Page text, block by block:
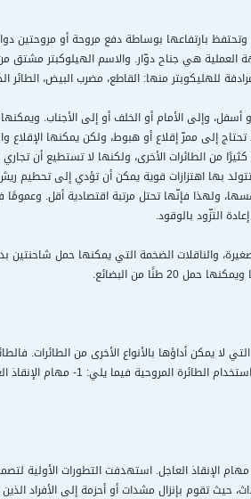
وتحتفظ بارتفاعها بوساطة دفع مروحة أو
العملية هي جناح دوّار. والاسم الهيلوكبتر
للهليكوبتر منها: القاطع، مضرب البيض، الطائر
أسفل، وإلى الأمام أو الخلف أو إلى الأجناب.
تحتاج إلى ممرّ إقلاع أو هبوط، ولكن يمكنها
كثيرًا من الطائرات الأخرى، ولكنها لا تستطيع أن
الأعلى تتولد بها اهتزازات قوية يمكن أن تؤدي
ولهذا فإنّها تحتل مرتبة اقتصادية أقل. وعمومًا
لا يمكن أداؤها بالأنواع الأخرى من الطائرات.
الإنقاذ العاجل. استهدفت التطورات الأولية
حيث تقوم بإنزال مشدات أو أحزمة إلى الأفراد